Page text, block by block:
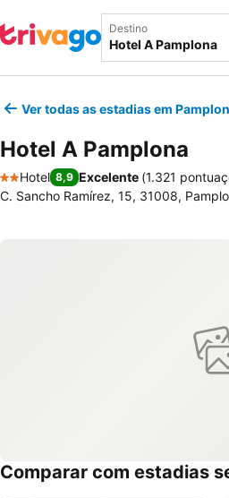
Destino
Ver todas as estadias em
Hotel A Pamplona
2 Estrelas
Hotel 8,9 Excelente (1.321
C. Sancho Ramírez, 15, 31008,
Comparar com estadias